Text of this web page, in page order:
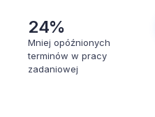
24%
Mniej opóźnionych
terminów w pracy
zadaniowej